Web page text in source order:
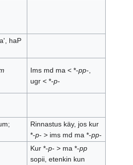
haP
Ims md ma < *-pp-,
ugr < *-p-
Rinnastus käy, jos kur
*-p- > ims md ma *-pp-
Kur *-p- > ma *-pp
sopii, etenkin kun